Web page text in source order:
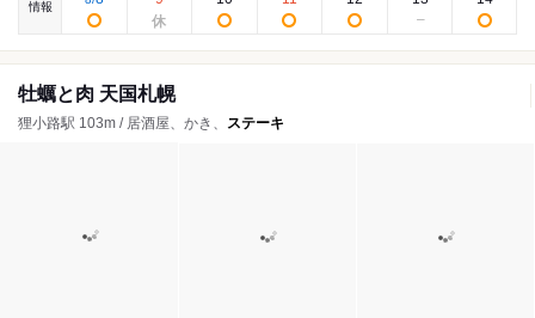
情報
牡蠣と肉 天国札幌
狸小路駅 103m / 居酒屋、かき、 ステーキ